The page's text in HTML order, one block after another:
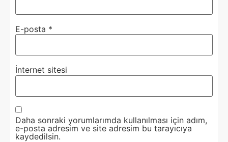
E-posta *
İnternet sitesi
Daha sonraki yorumlarımda kullanılması için adım,
e-posta adresim ve site adresim bu tarayıcıya
kaydedilsin.